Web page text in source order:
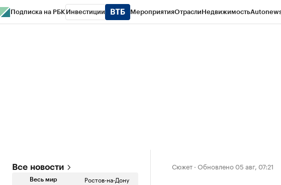
Подписка на РБК Инвестиции МероприятияОтраслиНедвижимость
Все новости
Весь мир Ростов-на-Дону
Сюжет · Обновлено 05 авг, 07:21